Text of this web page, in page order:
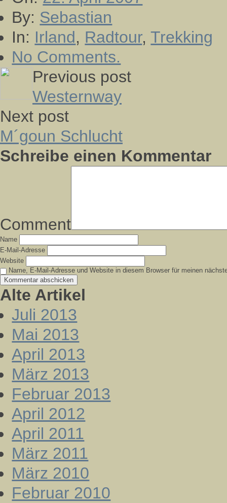
By: Sebastian
In: Irland, Radtour,Trekking
No Comments.
Previous post
Westernway
Next post
M´goun Schlucht
Schreibe einen Kommentar
Comment
Name
E-Mail-Adresse
Website
Name, E-Mail-Adresse und Website in diesem Browser für meinen
Alte Artikel
Juli 2013
Mai 2013
April 2013
März 2013
Februar 2013
April 2012
April 2011
März 2011
März 2010
Februar 2010